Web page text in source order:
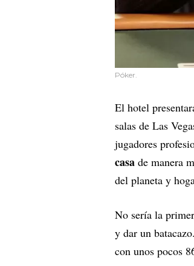
Póker.
El hotel
salas de Las
jugadores
casa de manera
del planeta y
No sería la
y dar un
con unos pocos